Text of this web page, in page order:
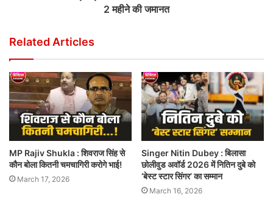
2 महीने की जमानत
Related Articles
MP Rajiv Shukla : शिवराज सिंह से
कौन बोला कितनी चमचागिरी करोगे भाई!
March 17, 2026
Singer Nitin Dubey : बिलासा
छोलीवुड अवॉर्ड 2026 में नितिन दुबे को
‘बेस्ट स्टार सिंगर’ का सम्मान
March 16, 2026